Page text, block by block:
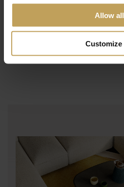
Allow all
Customize